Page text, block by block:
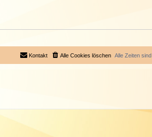
Alle Zeiten sind
Alle Cookies löschen
Kontakt